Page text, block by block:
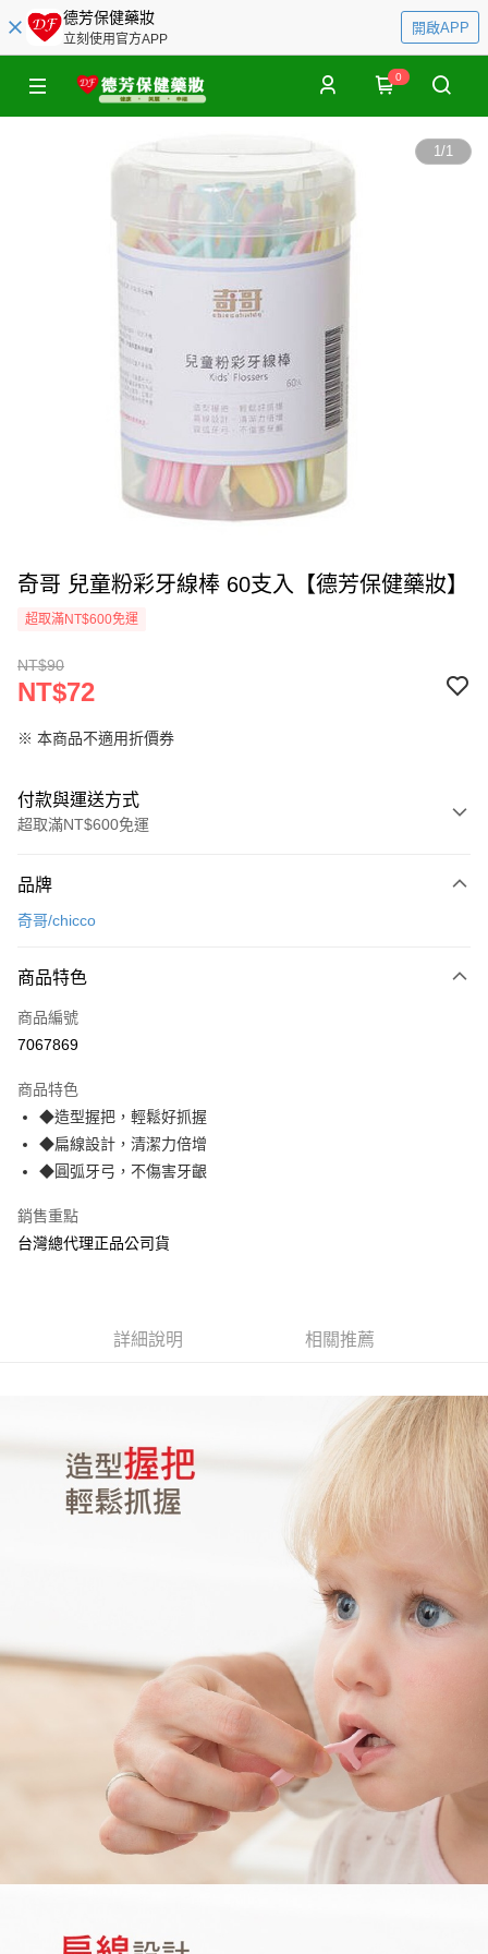
德芳保健藥妝
立刻使用官方APP
開啟APP
0
1/1
奇哥 兒童粉彩牙線棒 60支入【德芳保健藥妝】
超取滿NT$600免運
NT$90
NT$72
※ 本商品不適用折價券
付款與運送方式
超取滿NT$600免運
信用卡一次付款
LINE Pay
Apple Pay
悠遊付
AFTEE先享後付
相關說明
AFTEE先享後付是「在收到商品之後才付款」的支付方式。 讓您購物簡單
１．簡單：不需註冊會員、不需綁卡、不需儲值。
【「AFTEE先享後付」結帳流程】
１．於結帳方式選擇「AFTEE先享後付」後，將跳轉至「AFTEE先享後付」
３．收到繳費通知簡訊後14天內，點擊此簡訊中的連結，可透過四大超商／
ATM／網路銀行／等多元方式進行付款，方視為交易完成。
※ 請注意：結帳手續完成當下不需立刻繳費，但若您需要取消訂單，請聯絡
購買商品的店家。未經商家同意取消之訂單仍視為有效，需透過AFTEE先享
後付繳納相關費用。
※ 交易是否成功請以「AFTEE先享後付 」之結帳頁面顯示為準，若有關於
是否繳費成功／繳費後需取消欲退款等相關疑問，請聯繫「AFTEE先享後付
https://netprotections.freshdesk.com/support/home
１．透過由恩沛科技股份有限公司提供之「AFTEE先享後付」服務完成之交
易，需依本服務之必要範圍內提供個人資料，並將交易相關給付款項請求債
２．關於個人資料處理事宜，請瀏覽以下網址：
https://aftee.tw/terms/#terms3
３．未成年的使用者請事先徵得法定代理人或監護人之同意方可使用
「AFTEE先享後付」，若未經同意申辦者引起之損失，本公司不負相關責
４．使用「AFTEE先享後付」時，將依據個別帳號之用戶狀況，依本公司即
時審查核予不同之上限額度；若仍有額度不足之情形，本公司將視審查結果
請求用戶進行身份認證。
５．嚴禁一人註冊多個帳號或使用他人資訊註冊。若發現惡意使用之情形，
恩沛科技股份有限公司將有權停止該用戶之使用額度並採取法律行動。
ATM付款
每筆NT$80，滿NT$600(含以上)免運費
付款後門市自取
品牌
奇哥/chicco
商品特色
商品編號
7067869
商品特色
◆造型握把，輕鬆好抓握
◆扁線設計，清潔力倍增
◆圓弧牙弓，不傷害牙齦
銷售重點
台灣總代理正品公司貨
詳細說明 相關推薦